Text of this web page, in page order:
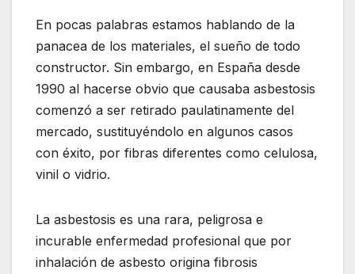
En pocas palabras estamos hablando de la
panacea de los materiales, el sueño de todo
constructor. Sin embargo, en España desde
1990 al hacerse obvio que causaba asbestosis
comenzó a ser retirado paulatinamente del
mercado, sustituyéndolo en algunos casos
con éxito, por fibras diferentes como celulosa,
vinil o vidrio.
La asbestosis es una rara, peligrosa e
incurable enfermedad profesional que por
inhalación de asbesto origina fibrosis